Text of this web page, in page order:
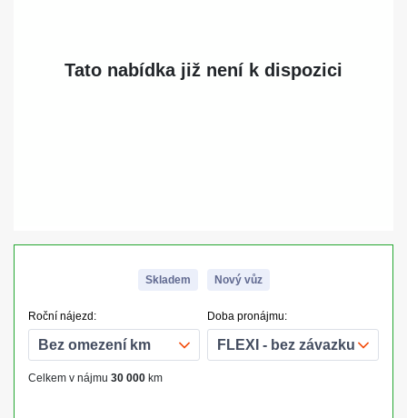
Skladem Nový vůz
Roční nájezd:
Celkem v nájmu 30 000 km
Doba pronájmu: